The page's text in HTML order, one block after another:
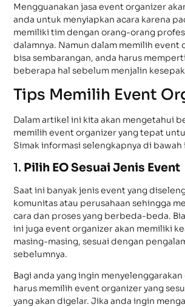
Mengguanakan jasa event organizer
anda untuk menyiapkan acara karena
memiliki tim dengan orang-orang
dalamnya. Namun dalam memilih event
bisa sembarangan, anda harus
beberapa hal sebelum menjalin
Tips Memilih Event
Dalam artikel ini kita akan mengetahui
memilih event organizer yang tepat
Simak informasi selengkapnya di bawah
1. Pilih EO Sesuai Jenis Event
Saat ini banyak jenis event yang
komunitas atau perusahaan sehingga
cara dan proses yang berbeda-beda.
ini juga event organizer akan memiliki
masing-masing, sesuai dengan
sebelumnya.
Bagi anda yang ingin
harus memilih event organizer yang
yang akan digelar. Jika anda ingin